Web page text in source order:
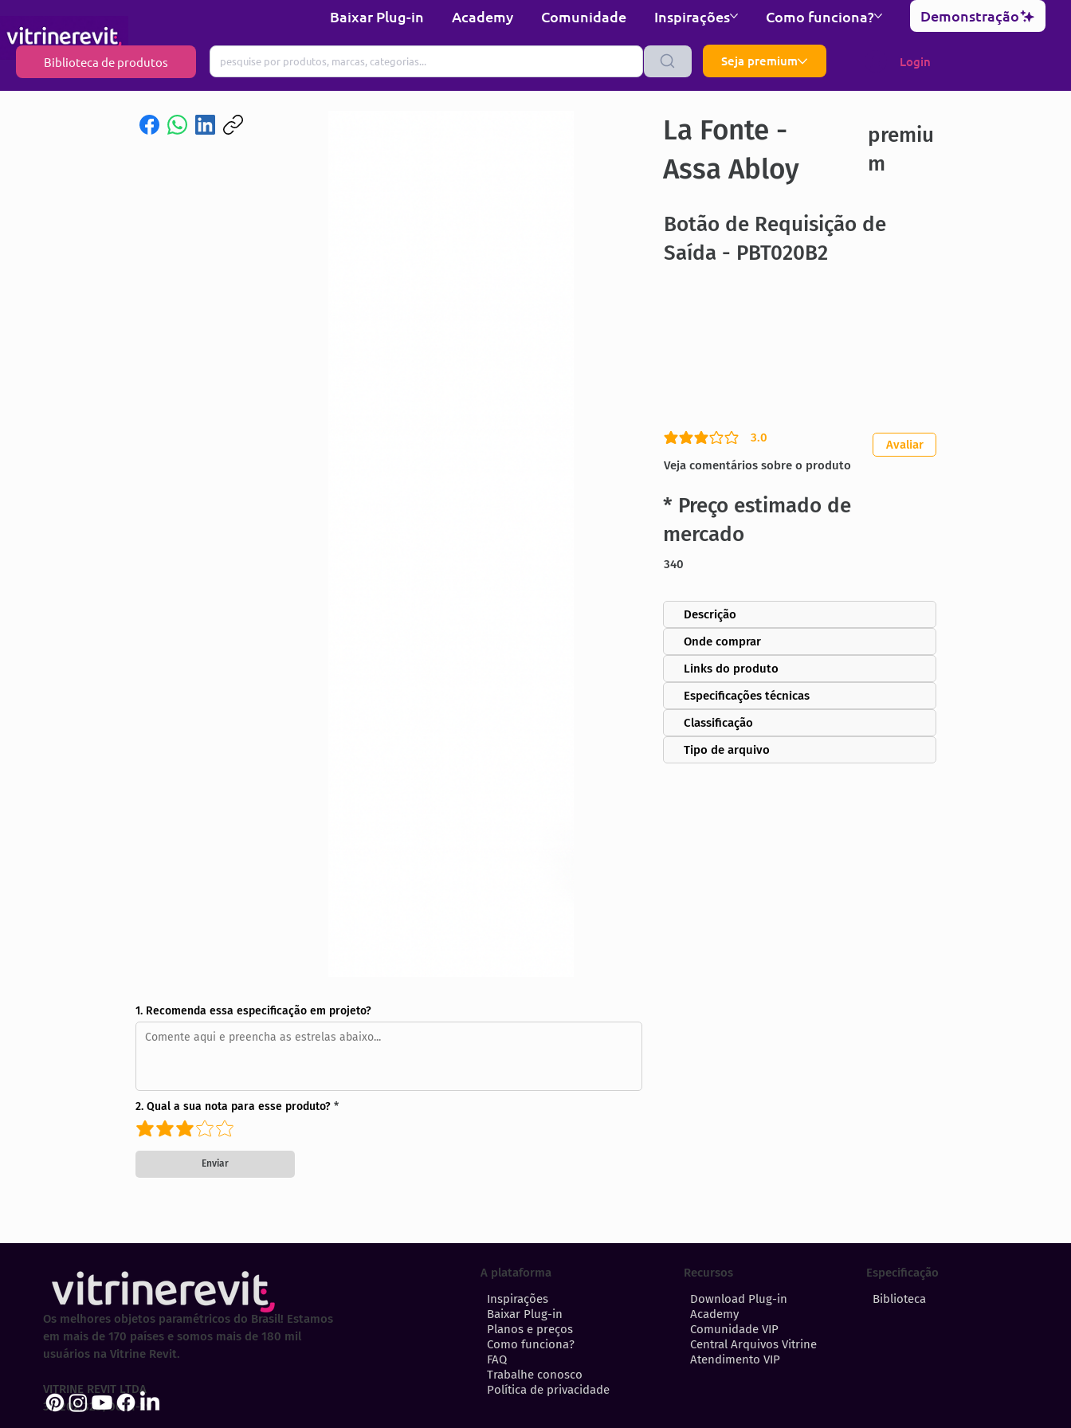
Baixar Plug-in Academy Comunidade Inspirações Como funciona? Demonstração
Biblioteca de produtos Seja premium Login
La Fonte -
Assa Abloy
premiu
m
Botão de Requisição de
Saída - PBT020B2
3.0
classificação média é 3 de 5
Veja comentários sobre o produto
Avaliar
* Preço estimado de
mercado
340
Descrição
Onde comprar
Links do produto
Especificações técnicas
Classificação
Tipo de arquivo
1. Recomenda essa especificação em projeto?
2. Qual a sua nota para esse produto?
Enviar
A plataforma
Inspirações
Baixar Plug-in
Planos e preços
Como funciona?
FAQ
Trabalhe conosco
Política de privacidade
Recursos
Download Plug-in
Academy
Comunidade VIP
Central Arquivos Vitrine
Atendimento VIP
Especificação
Biblioteca
Os melhores objetos paramétricos do Brasil! Estamos
em mais de 170 países e somos mais de 180 mil
usuários na Vitrine Revit.
VITRINE REVIT LTDA
30.202.323/0001-29